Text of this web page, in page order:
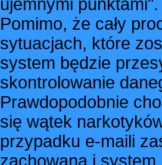
ujemnymi punktami".
Pomimo, że cały
sytuacjach, które
system będzie
skontrolowanie
Prawdopodobnie
się wątek
przypadku e-maili
zachowana i